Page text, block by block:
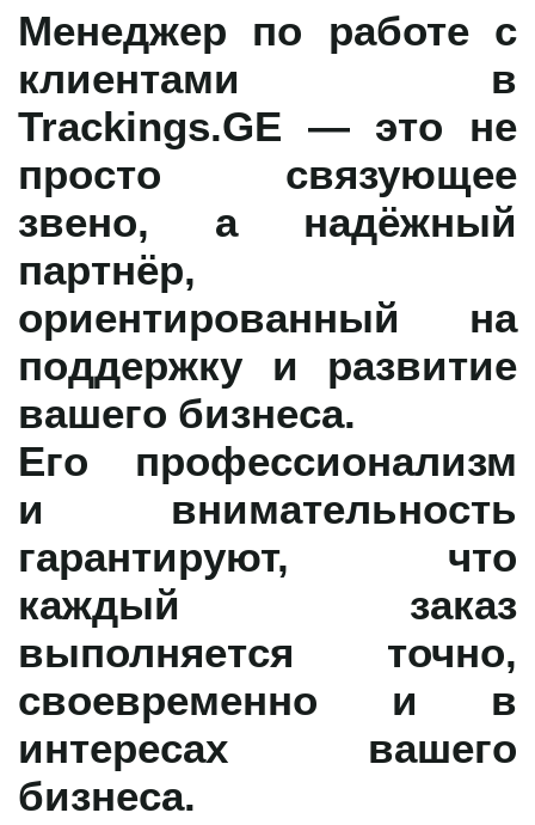
Менеджер по работе с
клиентами в
Trackings.GE — это не
просто связующее
звено, а надёжный
партнёр,
ориентированный на
поддержку и развитие
вашего бизнеса.
Его профессионализм
и внимательность
гарантируют, что
каждый заказ
выполняется точно,
своевременно и в
интересах вашего
бизнеса.